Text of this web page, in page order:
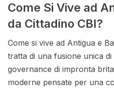
Come Si Vive ad
da Cittadino CBI?
Come si vive ad Antigua e
tratta di una fusione unica
governance di impronta
moderne pensate per una